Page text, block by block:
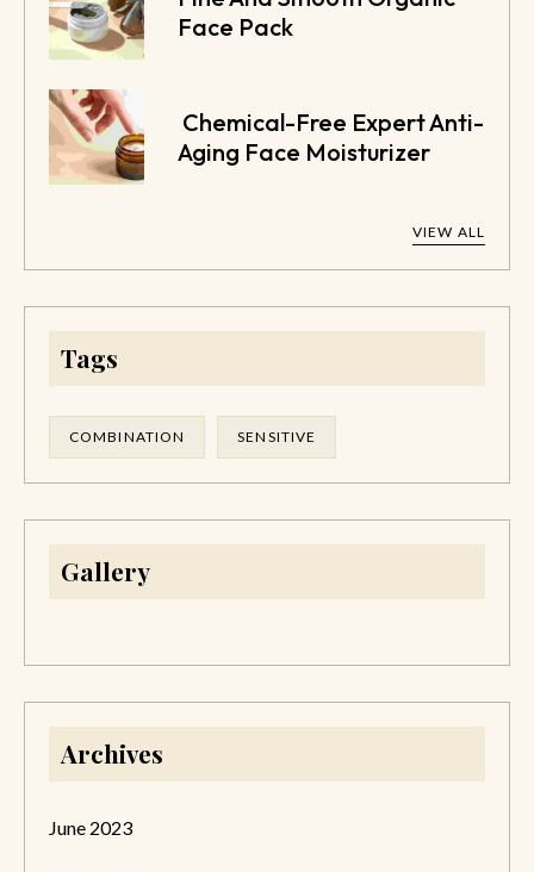
Face Pack
Chemical-Free Expert Anti-
Aging Face Moisturizer
VIEW ALL
Tags
COMBINATION SENSITIVE
Gallery
Archives
June 2023